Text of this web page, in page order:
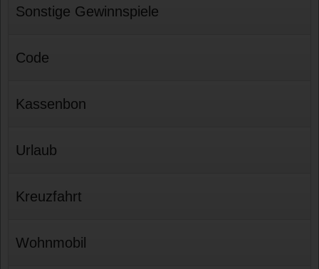
Sonstige Gewinnspiele
Code
Kassenbon
Urlaub
Kreuzfahrt
Wohnmobil